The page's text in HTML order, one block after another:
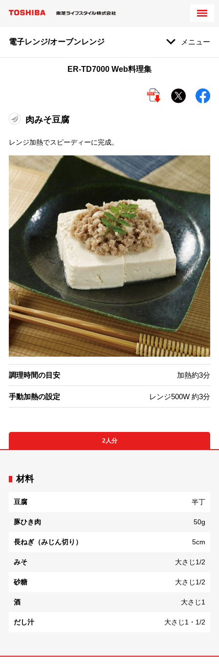
電子レンジ/オーブンレンジ メニュー
ER-TD7000 Web料理集
肉みそ豆腐
レンジ加熱でスピーディーに完成。
調理時間の目安 加熱約3分
手動加熱の設定 レンジ500W 約3分
2人分
材料
豆腐 半丁
豚ひき肉 50g
長ねぎ（みじん切り） 5cm
みそ 大さじ1/2
砂糖 大さじ1/2
酒 大さじ1
だし汁 大さじ1・1/2